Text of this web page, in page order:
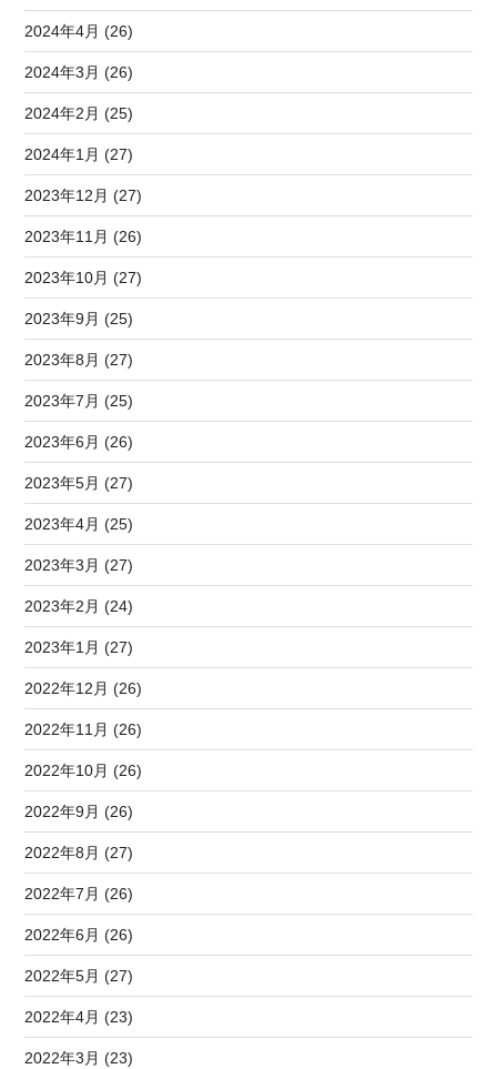
2024年4月 (26)
2024年3月 (26)
2024年2月 (25)
2024年1月 (27)
2023年12月 (27)
2023年11月 (26)
2023年10月 (27)
2023年9月 (25)
2023年8月 (27)
2023年7月 (25)
2023年6月 (26)
2023年5月 (27)
2023年4月 (25)
2023年3月 (27)
2023年2月 (24)
2023年1月 (27)
2022年12月 (26)
2022年11月 (26)
2022年10月 (26)
2022年9月 (26)
2022年8月 (27)
2022年7月 (26)
2022年6月 (26)
2022年5月 (27)
2022年4月 (23)
2022年3月 (23)